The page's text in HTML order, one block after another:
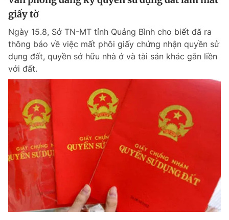
giấy tờ
Ngày 15.8, Sở TN-MT tỉnh Quảng Bình cho biết đã ra
thông báo về việc mất phôi giấy chứng nhận quyền sử
dụng đất, quyền sở hữu nhà ở và tài sản khác gắn liền
với đất.